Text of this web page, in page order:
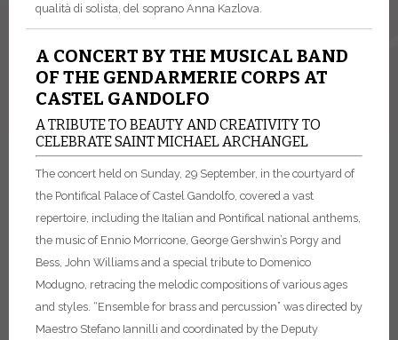
qualità di solista, del soprano Anna Kazlova.
A CONCERT BY THE MUSICAL BAND
OF THE GENDARMERIE CORPS AT
CASTEL GANDOLFO
A TRIBUTE TO BEAUTY AND CREATIVITY TO
CELEBRATE SAINT MICHAEL ARCHANGEL
The concert held on Sunday, 29 September, in the courtyard of
the Pontifical Palace of Castel Gandolfo, covered a vast
repertoire, including the Italian and Pontifical national anthems,
the music of Ennio Morricone, George Gershwin’s Porgy and
Bess, John Williams and a special tribute to Domenico
Modugno, retracing the melodic compositions of various ages
and styles. “Ensemble for brass and percussion” was directed by
Maestro Stefano Iannilli and coordinated by the Deputy